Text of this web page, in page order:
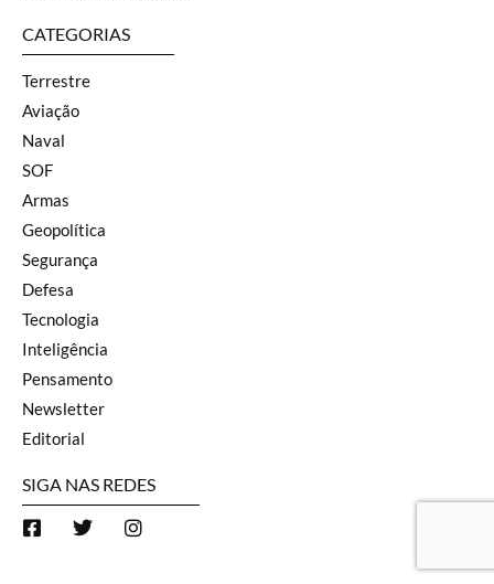
CATEGORIAS
Terrestre
Aviação
Naval
SOF
Armas
Geopolítica
Segurança
Defesa
Tecnologia
Inteligência
Pensamento
Newsletter
Editorial
SIGA NAS REDES